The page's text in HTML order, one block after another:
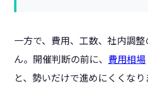
一方で、費用、工数、社内調
ん。開催判断の前に、 費用相場
と、勢いだけで進めにくくなり